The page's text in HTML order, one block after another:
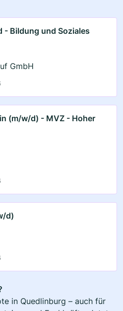
- Bildung und Soziales
GmbH
(m/w/d) - MVZ - Hoher
d)
in Quedlinburg – auch für